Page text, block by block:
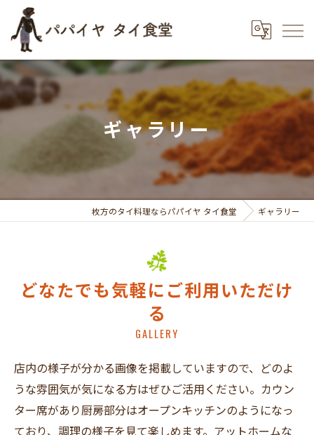
ギャラリー
枚方のタイ料理ならパパイヤ タイ食堂 ギャラリー
どなたでも気軽にご利用いただけ
る
GALLERY
店内の様子が分かる画像を掲載していますので、どのよ
うな雰囲気が気になる方はぜひご活用ください。カウン
ター席があり厨房部分はオープンキッチンのようになっ
ており、調理の様子を見て楽しめます。アットホームな